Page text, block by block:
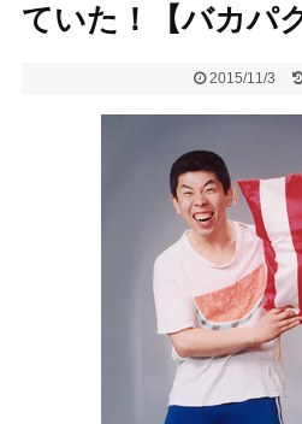
ていた！【バカパク
2015/11/3